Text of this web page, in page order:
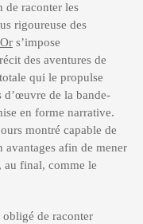
de raconter les
rigoureuse des
s’impose
des aventures de
qui le propulse
d’œuvre de la bande-
en forme narrative.
montré capable de
avantages afin de mener
au final, comme le
de raconter